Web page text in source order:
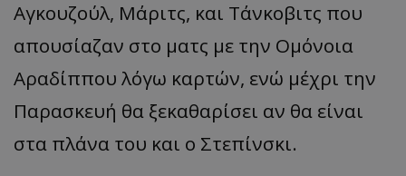
Αγκουζούλ, Μάριτς, και Τάνκοβιτς που
απουσίαζαν στο ματς με την Ομόνοια
Αραδίππου λόγω καρτών, ενώ μέχρι την
Παρασκευή θα ξεκαθαρίσει αν θα είναι
στα πλάνα του και ο Στεπίνσκι.